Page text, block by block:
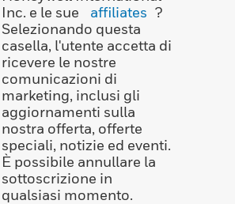
Inc. e le sue
affiliates ?
Selezionando questa
casella, l'utente accetta di
ricevere le nostre
comunicazioni di
marketing, inclusi gli
aggiornamenti sulla
nostra offerta, offerte
speciali, notizie ed eventi.
È possibile annullare la
sottoscrizione in
qualsiasi momento.